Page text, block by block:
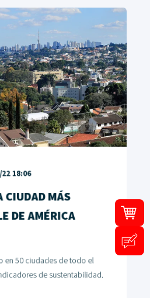
18:06
CIUDAD MÁS
DE AMÉRICA
en 50 ciudades de todo el
de sustentabilidad.